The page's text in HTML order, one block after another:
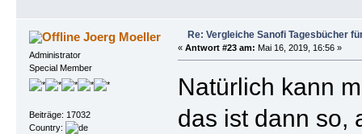
Joerg Moeller
Administrator
Special Member
Beiträge: 17032
Country:
Re: Vergleiche Sanofi Tagesbücher
« Antwort #23 am: Mai 16, 2019, 16:56 »
Natürlich kann
das ist dann so,